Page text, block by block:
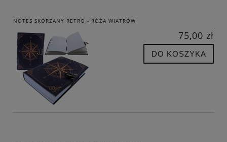
NOTES SKÓRZANY RETRO - RÓŻA WIATRÓW
75,00 zł
DO KOSZYKA